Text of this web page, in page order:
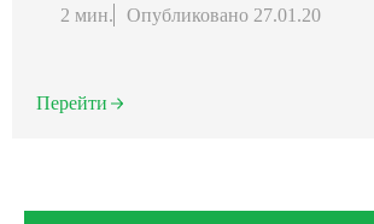
2 мин. Опубликовано 27.01.20
Перейти